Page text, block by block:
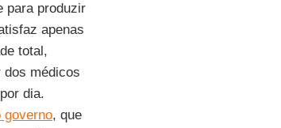
para produzir
apenas
total,
dos médicos
dia.
governo, que